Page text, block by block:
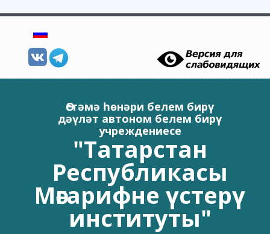
Өстәмә һөнәри белем бирү
дәүләт автоном белем бирү
учреждениесе
"Татарстан
Республикасы
Мәгарифне үстерү
институты"